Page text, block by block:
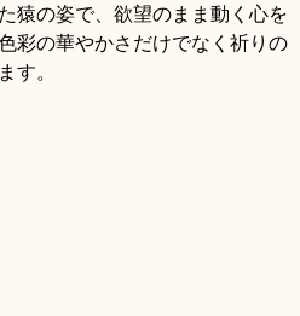
猿の姿で、欲望のまま動く心を
彩の華やかさだけでなく祈りの
す。